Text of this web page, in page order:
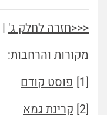
<<<חזרה לחלק ג' |
מקורות והרחבות:
[1]
פוסט קודם
[2]
קרינת גמא